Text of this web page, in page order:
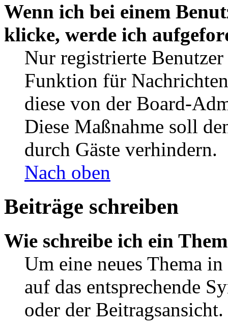
Wenn ich bei einem
klicke, werde ich
Nur registrierte
Funktion für
diese von der Board-
Diese Maßnahme soll
durch Gäste verhindern.
Nach oben
Beiträge schreiben
Wie schreibe ich ein
Um eine neues Thema
auf das entsprechende
oder der